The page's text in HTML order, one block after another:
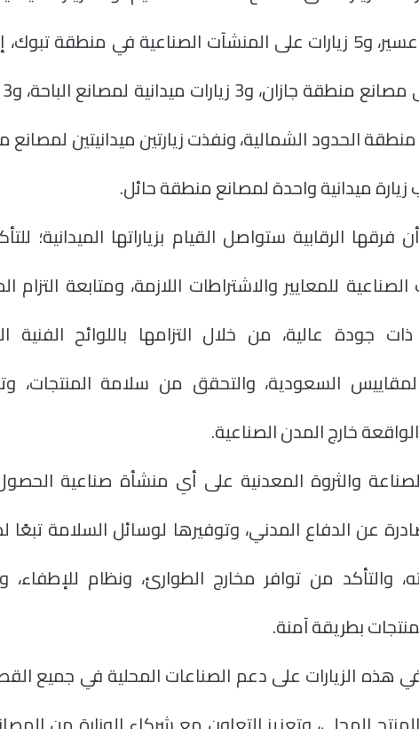
مصانع منطقة عسير، و5 زيارات على المنشآت الصناعية في منطقة
الحدود الشمالية، ونفذت زيارتين ميدانيتين
زيارة ميدانية واحدة لمصانع منطقة حائل.
فرقها الرقابية ستواصل القيام بزياراتها الميدانية؛
للمعايير والاشتراطات اللازمة، ومتابعة التزام
جودة عالية، من خلال التزامها باللوائح الفنية
السعودية، والتحقق من سلامة المنتجات،
خارج المدن الصناعية.
والثروة المعدنية على أي منشأة صناعية
عن الدفاع المدني، وتوفيرها لوسائل السلامة تبعًا
والتأكد من توافر مخارج الطوارئ، ونظام للإطفاء،
بطريقة آمنة.
هذه الزيارات على دعم الصناعات المحلية في جميع